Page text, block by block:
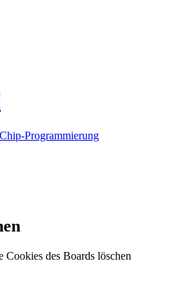
Programmierung
Cookies des Boards löschen